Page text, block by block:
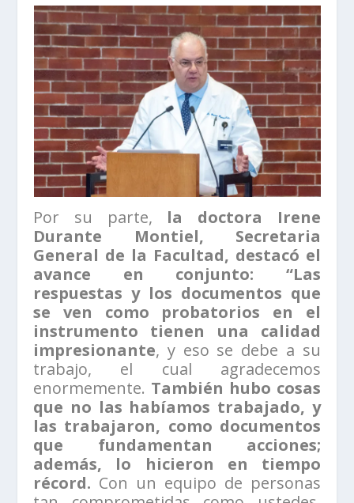
Por su parte, la doctora Irene
Durante Montiel, Secretaria
General de la Facultad, destacó el
avance en conjunto:
“Las
respuestas y los documentos que
se ven como probatorios en el
instrumento tienen una calidad
impresionante, y eso se debe a su
trabajo, el cual agradecemos
enormemente. También hubo cosas
que no las habíamos trabajado, y
las trabajaron, como documentos
que fundamentan acciones;
además, lo hicieron en tiempo
récord. Con un equipo de personas